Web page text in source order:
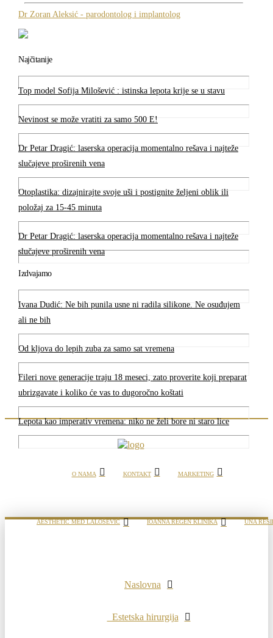
Dr Zoran Aleksić - parodontolog i implantolog
Najčitanije
Top model Sofija Milošević : istinska lepota krije se u stavu
Nevinost se može vratiti za samo 500 E!
Dr Petar Dragić: laserska operacija momentalno rešava i najteže
slučajeve proširenih vena
Otoplastika: dizajnirajte svoje uši i postignite željeni oblik ili
položaj za 15-45 minuta
Dr Petar Dragić: laserska operacija momentalno rešava i najteže
slučajeve proširenih vena
Izdvajamo
Ivana Dudić: Ne bih punila usne ni radila silikone. Ne osuđujem
ali ne bih
Od kljova do lepih zuba za samo sat vremena
Fileri nove generacije traju 18 meseci, zato proverite koji preparat
ubrizgavate i koliko će vas to dugoročno koštati
Lepota kao imperativ vremena: niko ne želi bore ni staro lice
O NAMA KONTAKT MARKETING
AESTHETIC MED LALOŠEVIĆ IOANNA REGEN KLINIKA UNA
Naslovna
Estetska hirurgija